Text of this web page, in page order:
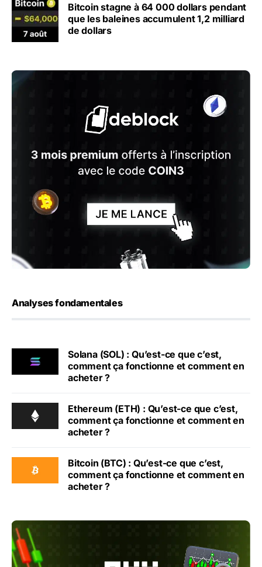
Bitcoin stagne à 64 000 dollars pendant
que les baleines accumulent 1,2 milliard
de dollars
Analyses fondamentales
Solana (SOL) : Qu’est-ce que c’est,
comment ça fonctionne et comment en
acheter ?
Ethereum (ETH) : Qu’est-ce que c’est,
comment ça fonctionne et comment en
acheter ?
Bitcoin (BTC) : Qu’est-ce que c’est,
comment ça fonctionne et comment en
acheter ?